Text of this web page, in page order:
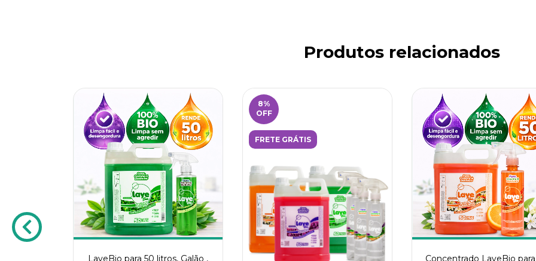
Produtos relacionados
LaveBio para 50 litros, Galão ,
8%
OFF
FRETE GRÁTIS
Concentrado LaveBio